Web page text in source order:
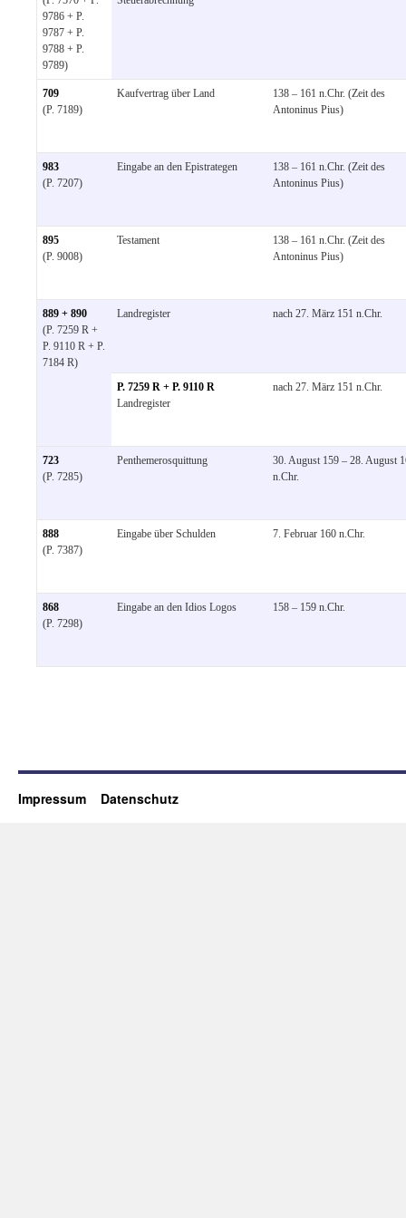
9786 + P.
9787 + P.
9788 + P.
9789)
709
(P. 7189)
Kaufvertrag über Land
138 – 161 n.Chr. (Zeit des
Antoninus Pius)
983
(P. 7207)
Eingabe an den Epistrategen
138 – 161 n.Chr. (Zeit des
Antoninus Pius)
895
(P. 9008)
Testament
138 – 161 n.Chr. (Zeit des
Antoninus Pius)
889 + 890
(P. 7259 R +
P. 9110 R + P.
7184 R)
Landregister nach 27. März 151 n.Chr.
P. 7259 R + P. 9110 R
Landregister
nach 27. März 151 n.Chr.
723
(P. 7285)
Penthemerosquittung
30. August 159 – 28. August
n.Chr.
888
(P. 7387)
Eingabe über Schulden 7. Februar 160 n.Chr.
868
(P. 7298)
Eingabe an den Idios Logos 158 – 159 n.Chr.
Impressum Datenschutz